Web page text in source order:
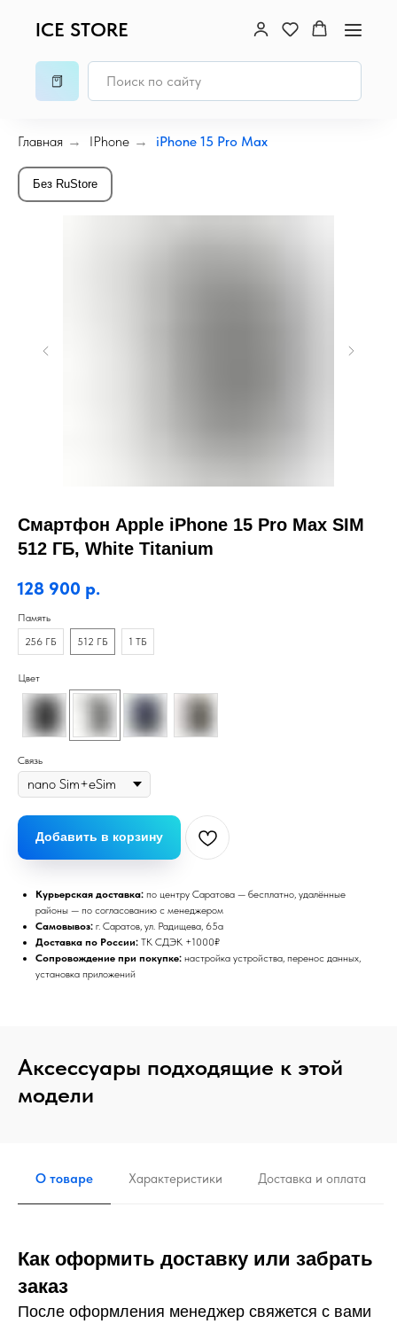
ICE STORE
Главная → IPhone → iPhone 15 Pro Max
Без RuStore
Смартфон Apple iPhone 15 Pro Max SIM
512 ГБ, White Titanium
128 900 р.
Память
1 ТБ
256 ГБ 512 ГБ
Цвет
Связь
Добавить в корзину
Курьерская доставка: по центру Саратова — бесплатно, удалённые
районы — по согласованию с менеджером
Самовывоз: г. Саратов, ул. Радищева, 65а
Доставка по России: ТК СДЭК +1000₽
Сопровождение при покупке: настройка устройства, перенос данных,
установка приложений
Аксессуары подходящие к этой
модели
О товаре Характеристики Доставка и оплата
Как оформить доставку или забрать
заказ
После оформления менеджер свяжется с вами